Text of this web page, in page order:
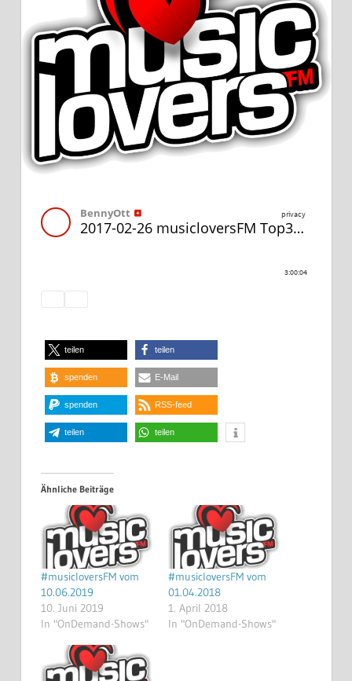
teilen teilen
spenden E-Mail
spenden RSS-feed
teilen teilen
Ähnliche Beiträge
#musicloversFM vom
10.06.2019
10. Juni 2019
In "OnDemand-Shows"
#musicloversFM vom
01.04.2018
1. April 2018
In "OnDemand-Shows"